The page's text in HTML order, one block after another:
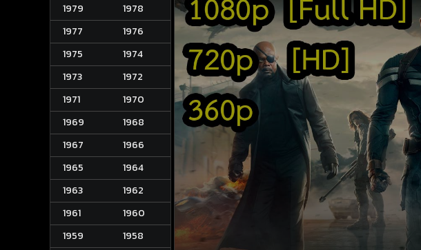
1979
1978
1977
1976
1975
1974
1973
1972
1971
1970
1969
1968
1967
1966
1965
1964
1963
1962
1961
1960
1959
1958